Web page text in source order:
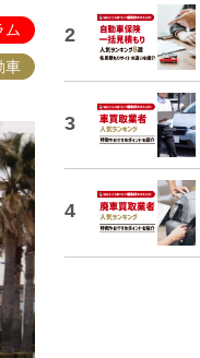
ム
車